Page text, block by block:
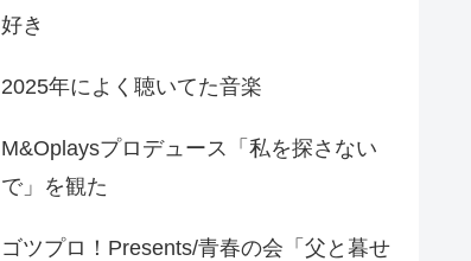
好き
2025年によく聴いてた音楽
M&Oplaysプロデュース「私を探さない
で」を観た
ゴツプロ！Presents/青春の会「父と暮せ